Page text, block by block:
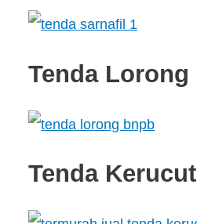
Tenda Lorong
Tenda Kerucut